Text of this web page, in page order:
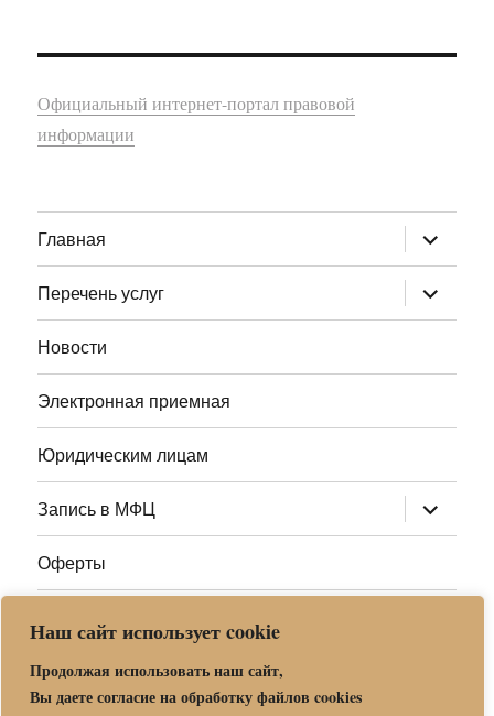
Наш сайт использует cookie
Продолжая использовать наш сайт,
Вы даете согласие на обработку файлов cookies
Официальный интернет-портал правовой
информации
Главная раскрыть
дочернее
меню
Перечень услуг
раскрыть
дочернее
меню
Новости
Электронная приемная
Юридическим лицам
Запись в МФЦ раскрыть
дочернее
меню
Оферты
Адреса МФЦ МО